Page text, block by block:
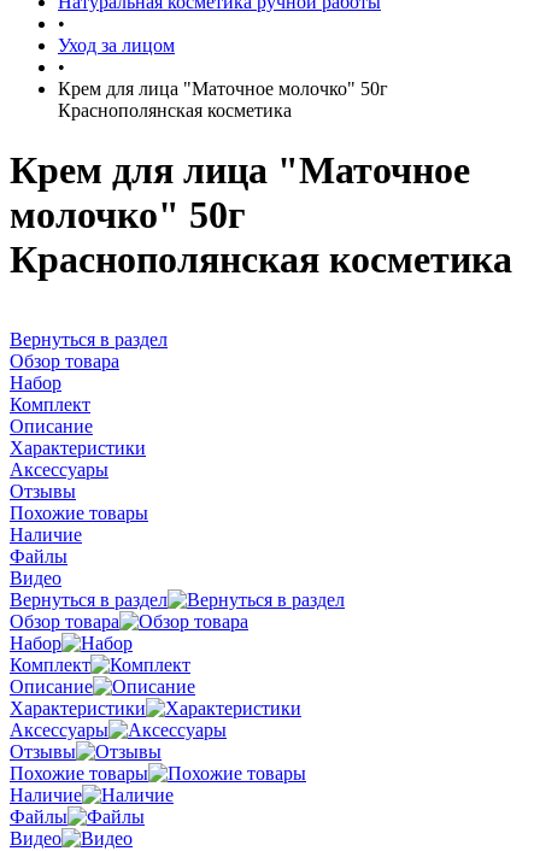
•
Уход за лицом
•
Крем для лица "Маточное молочко" 50г
Краснополянская косметика
Крем для лица "Маточное
молочко" 50г
Краснополянская косметика
Вернуться в раздел
Обзор товара
Набор
Комплект
Описание
Характеристики
Аксессуары
Отзывы
Похожие товары
Наличие
Файлы
Видео
Вернуться в раздел
Обзор товара
Набор
Комплект
Описание
Характеристики
Аксессуары
Отзывы
Похожие товары
Наличие
Файлы
Видео